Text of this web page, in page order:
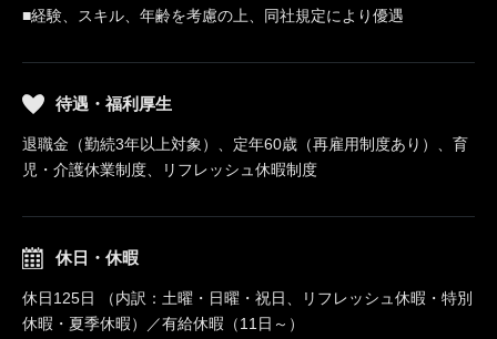
■経験、スキル、年齢を考慮の上、同社規定により優遇
待遇・福利厚生
退職金（勤続3年以上対象）、定年60歳（再雇用制度あり）、育
児・介護休業制度、リフレッシュ休暇制度
休日・休暇
休日125日 （内訳：土曜・日曜・祝日、リフレッシュ休暇・特別
休暇・夏季休暇）／有給休暇（11日～）